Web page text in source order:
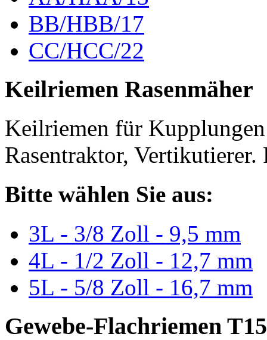
BB/HBB/17
CC/HCC/22
Keilriemen Rasenmäher
Keilriemen für Kupplungen
Rasentraktor,
Bitte wählen Sie aus:
3L - 3/8 Zoll - 9,5 mm
4L - 1/2 Zoll - 12,7 mm
5L - 5/8 Zoll - 16,7 mm
Gewebe-Flachriemen